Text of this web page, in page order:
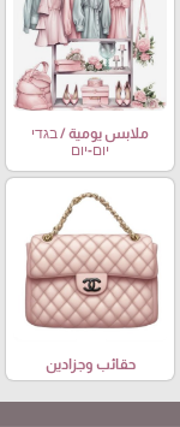
ملابس يومية / בגדי
יום-יום
حقائب وجزادين